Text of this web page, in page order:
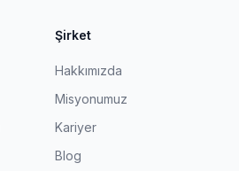
Şirket
Hakkımızda
Misyonumuz
Kariyer
Blog